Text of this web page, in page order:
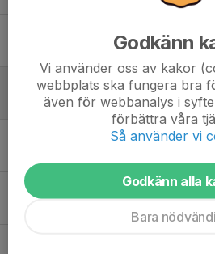
7 maj 2024
Ett jättetack för årets
20 jun 2023
Ett stort tack för i år
Vilken start på
Godkänn
Vi använder oss av kakor
webbplats ska fungera bra
även för webbanalys i
förbättra våra
Så använder vi
Godkänn alla
Bara